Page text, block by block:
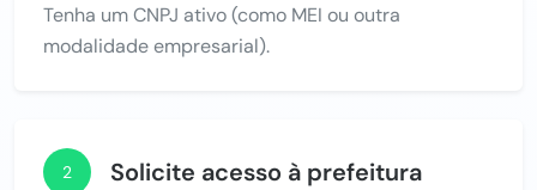
Tenha um CNPJ ativo (como MEI ou outra
modalidade empresarial).
2 Solicite acesso à prefeitura